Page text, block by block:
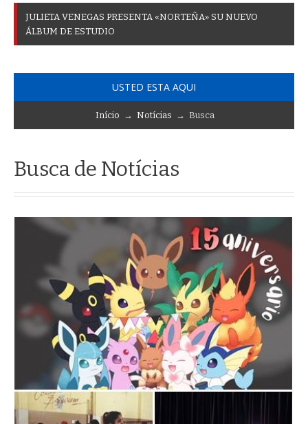
JULIETA VENEGAS PRESENTA «NORTEÑA» SU NUEVO
ÁLBUM DE ESTUDIO
USTED ESTA AQUI
Início → Notícias → Busca
Busca de Notícias